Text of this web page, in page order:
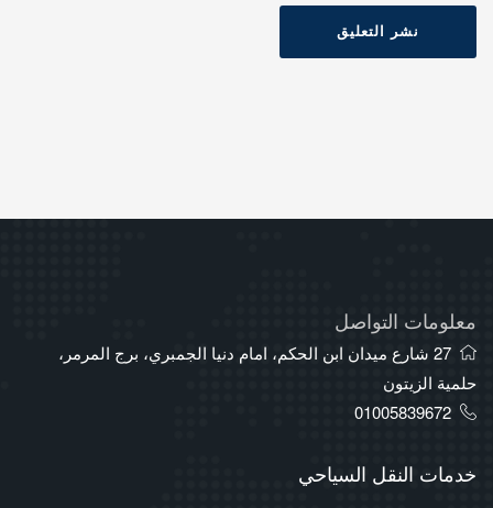
نشر التعليق
معلومات التواصل
27 شارع ميدان ابن الحكم، امام دنيا الجمبري، برج المرمر،
حلمية الزيتون
01005839672
خدمات النقل السياحي